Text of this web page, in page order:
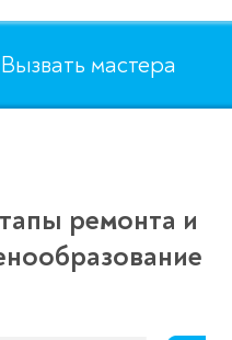
Вызвать мастера
ремонта и